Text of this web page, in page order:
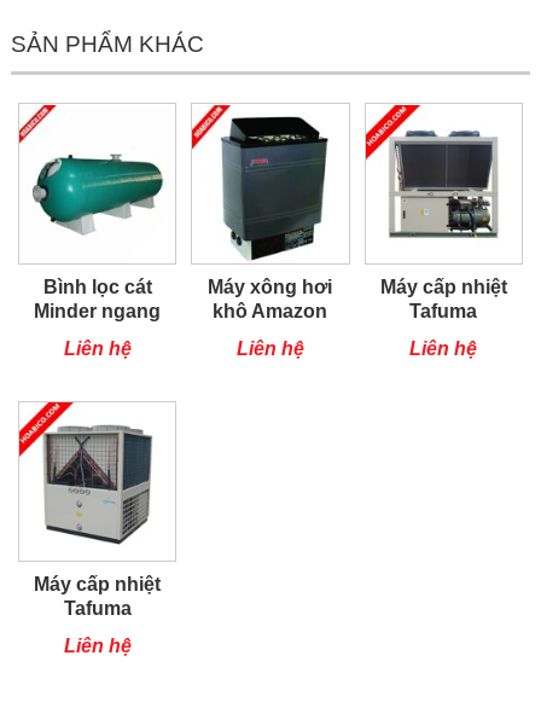
SẢN PHẨM KHÁC
Bình lọc cát
Minder ngang
Liên hệ
Máy xông hơi
khô Amazon
Liên hệ
Máy cấp nhiệt
Tafuma
TSQ100RP
Liên hệ
Máy cấp nhiệt
Tafuma
TSQ80RP
Liên hệ